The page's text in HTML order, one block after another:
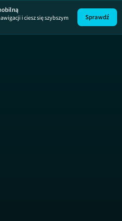
i ciesz się szybszym
Sprawdź